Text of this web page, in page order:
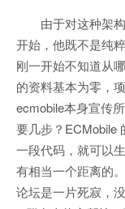
由于对这种架
开始，他既不是纯
刚一开始不知道从
的资料基本为零，
ecmobile本身宣传
要几步？ECMobile
一段代码，就可以
有相当一个距离的
论坛是一片死寂，